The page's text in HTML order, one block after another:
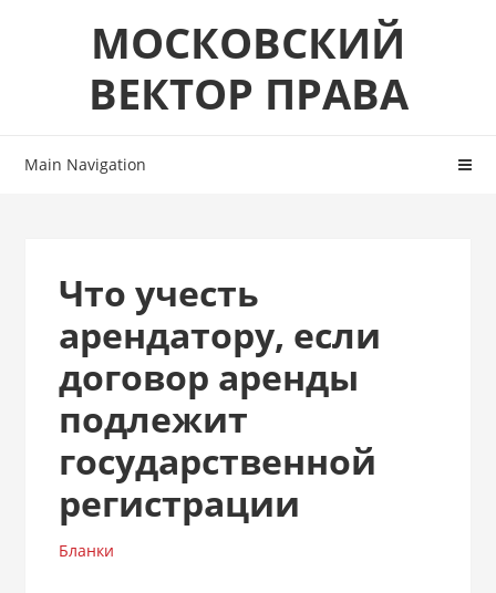
МОСКОВСКИЙ
ВЕКТОР ПРАВА
Main Navigation
Что учесть
арендатору, если
договор аренды
подлежит
государственной
регистрации
Бланки